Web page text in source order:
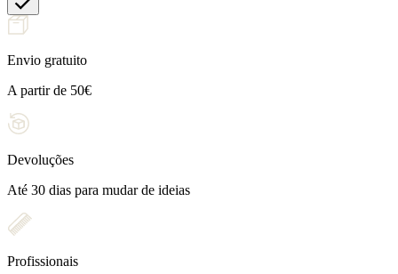
Envio gratuito
A partir de 50€
Devoluções
Até 30 dias para mudar de ideias
Profissionais